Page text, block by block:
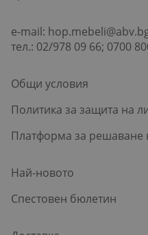
e-mail:
тел.: 02/978 09 66; 0700
Общи условия
Политика за защита на
Платформа за решаване
Най-новото
Спестовен бюлетин